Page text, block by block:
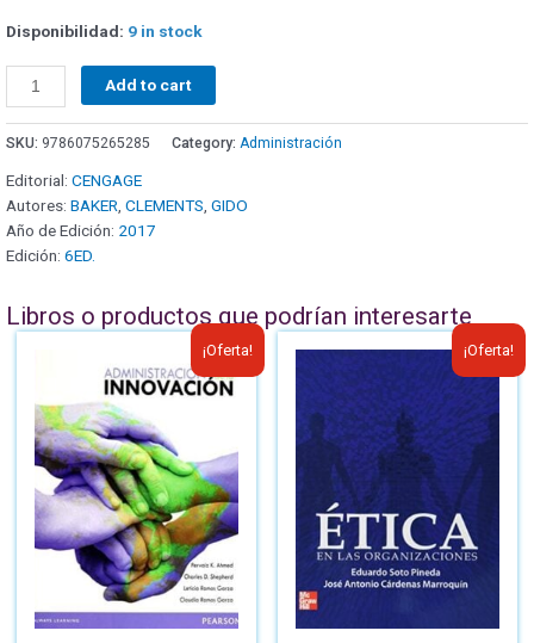
Disponibilidad: 9 in stock
Add to cart
SKU: 9786075265285 Category: Administración
Editorial: CENGAGE
Autores: BAKER, CLEMENTS, GIDO
Año de Edición: 2017
Edición: 6ED.
Libros o productos que podrían interesarte
¡Oferta! ¡Oferta!